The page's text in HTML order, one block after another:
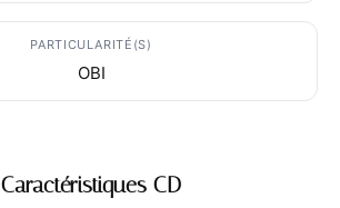
PARTICULARITÉ(S)
OBI
Caractéristiques CD